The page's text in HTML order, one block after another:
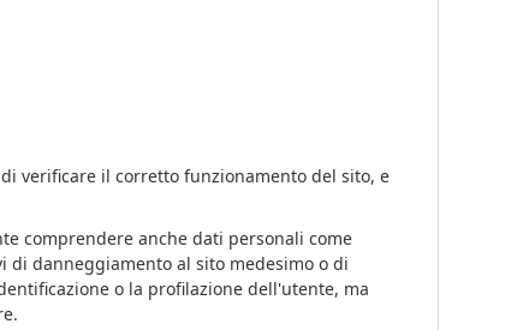
verificare il corretto funzionamento del sito, e
comprendere anche dati personali come
danneggiamento al sito medesimo o di
o la profilazione dell'utente, ma